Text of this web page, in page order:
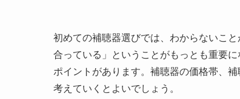
初めての補聴器選びでは、わからないこ
合っている」ということがもっとも重要
ポイントがあります。補聴器の価格帯、
考えていくとよいでしょう。